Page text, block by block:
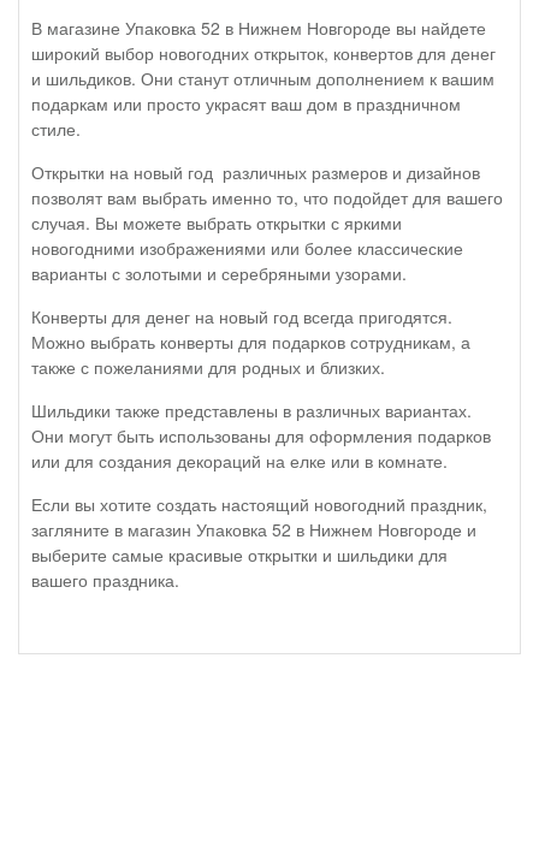
В магазине Упаковка 52 в Нижнем Новгороде вы найдете
широкий выбор новогодних открыток, конвертов для денег
и шильдиков. Они станут отличным дополнением к вашим
подаркам или просто украсят ваш дом в праздничном
стиле.
Открытки на новый год различных размеров и дизайнов
позволят вам выбрать именно то, что подойдет для вашего
случая. Вы можете выбрать открытки с яркими
новогодними изображениями или более классические
варианты с золотыми и серебряными узорами.
Конверты для денег на новый год всегда пригодятся.
Можно выбрать конверты для подарков сотрудникам, а
также с пожеланиями для родных и близких.
Шильдики также представлены в различных вариантах.
Они могут быть использованы для оформления подарков
или для создания декораций на елке или в комнате.
Если вы хотите создать настоящий новогодний праздник,
загляните в магазин Упаковка 52 в Нижнем Новгороде и
выберите самые красивые открытки и шильдики для
вашего праздника.